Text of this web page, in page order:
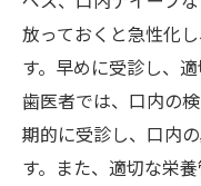
放っておくと急性化
す。早めに受診し、
歯医者では、口内の
期的に受診し、口内
す。また、適切な栄